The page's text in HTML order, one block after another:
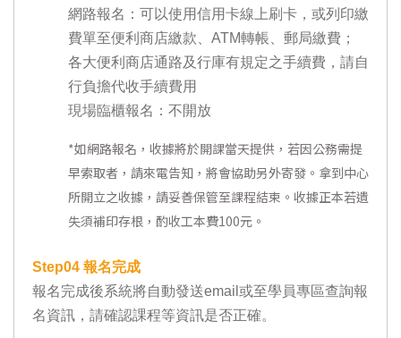
網路報名：可以使用信用卡線上刷卡，或列印繳
費單至便利商店繳款、ATM轉帳、郵局繳費；
各大便利商店通路及行庫有規定之手續費，請自
行負擔代收手續費用
現場臨櫃報名：不開放
*如網路報名，收據將於開課當天提供，若因公務需提
早索取者，請來電告知，將會協助另外寄發。拿到中心
所開立之收據，請妥善保管至課程結束。收據正本若遺
失須補印存根，酌收工本費100元。
Step04 報名完成
報名完成後系統將自動發送email或至學員專區查詢報
名資訊，請確認課程等資訊是否正確。